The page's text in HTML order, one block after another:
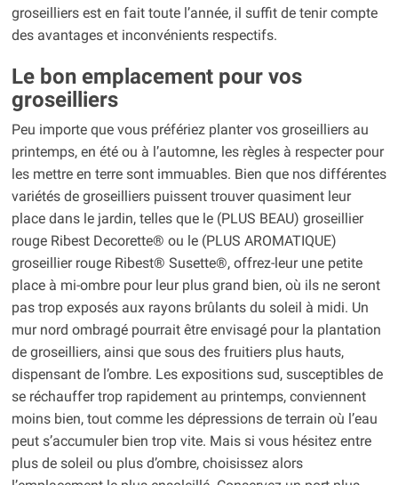
groseilliers est en fait toute l’année, il suffit de tenir compte
des avantages et inconvénients respectifs.
Le bon emplacement pour vos
groseilliers
Peu importe que vous préfériez planter vos groseilliers au
printemps, en été ou à l’automne, les règles à respecter pour
les mettre en terre sont immuables. Bien que nos différentes
variétés de groseilliers puissent trouver quasiment leur
place dans le jardin, telles que le (PLUS BEAU) groseillier
rouge Ribest Decorette® ou le (PLUS AROMATIQUE)
groseillier rouge Ribest® Susette®, offrez-leur une petite
place à mi-ombre pour leur plus grand bien, où ils ne seront
pas trop exposés aux rayons brûlants du soleil à midi. Un
mur nord ombragé pourrait être envisagé pour la plantation
de groseilliers, ainsi que sous des fruitiers plus hauts,
dispensant de l’ombre. Les expositions sud, susceptibles de
se réchauffer trop rapidement au printemps, conviennent
moins bien, tout comme les dépressions de terrain où l’eau
peut s’accumuler bien trop vite. Mais si vous hésitez entre
plus de soleil ou plus d’ombre, choisissez alors